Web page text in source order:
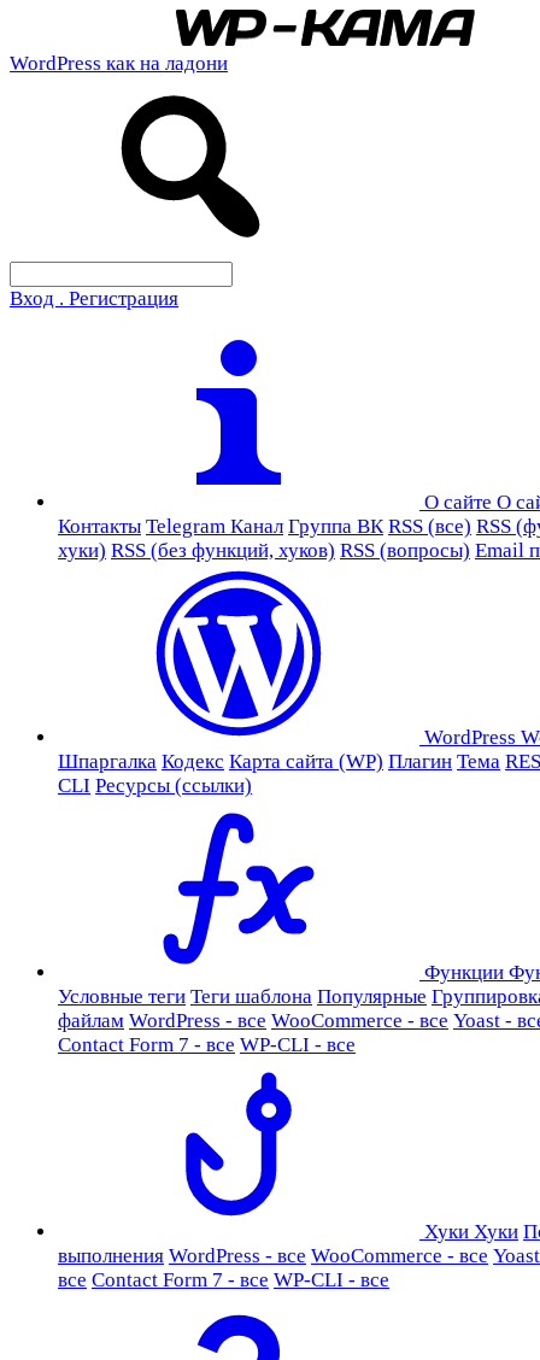
WordPress как на ладони
Вход . Регистрация
О сайте О
Контакты Telegram Канал Группа ВК RSS (все) RSS
хуки) RSS (без функций, хуков) RSS (вопросы) Email
WordPress
Шпаргалка Кодекс Карта сайта (WP) Плагин Тема
CLI Ресурсы (ссылки)
Функции
Условные теги Теги шаблона Популярные
файлам WordPress - все WooCommerce - все Yoast -
Contact Form 7 - все WP-CLI - все
Хуки Хуки
выполнения WordPress - все WooCommerce - все
все Contact Form 7 - все WP-CLI - все